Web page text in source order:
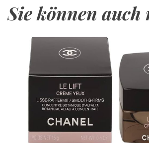
Sie können auch